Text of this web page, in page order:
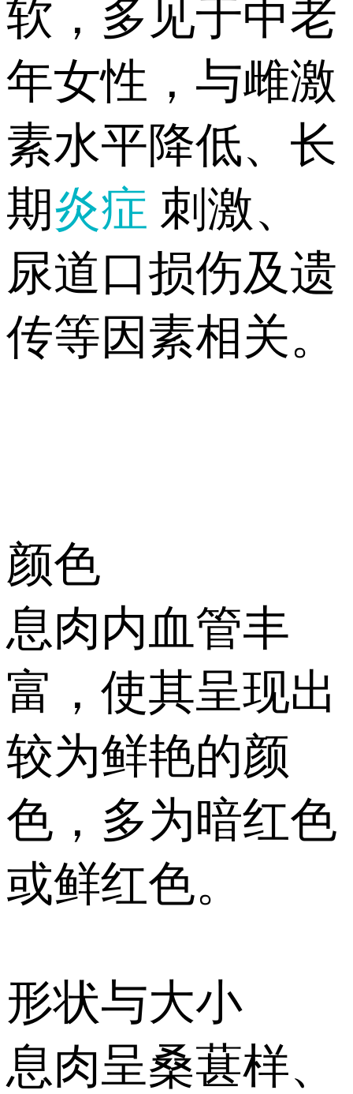
软，多见于中老
年女性，与雌激
素水平降低、长
期炎症 刺激、
尿道口损伤及遗
传等因素相关。
颜色
息肉内血管丰
富，使其呈现出
较为鲜艳的颜
色，多为暗红色
或鲜红色。
形状与大小
息肉呈桑葚样、